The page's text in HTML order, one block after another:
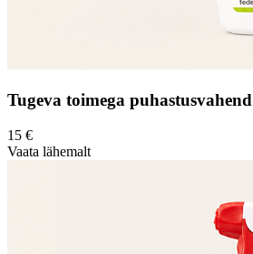
Tugeva toimega
15 €
Vaata lähemalt